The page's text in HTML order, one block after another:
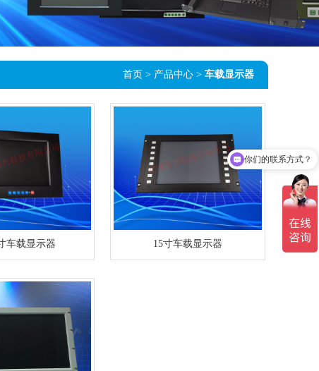
首页 > 产品中心 > 车载显示器
车载显示器 15寸车载显示器
你们的联系方式？